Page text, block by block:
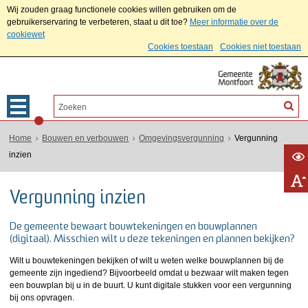
Wij zouden graag functionele cookies willen gebruiken om de
gebruikerservaring te verbeteren, staat u dit toe? Meer informatie over de
cookiewet
Cookies toestaan
Cookies niet toestaan
Home Bouwen en verbouwen Omgevingsvergunning
Vergunning
inzien
Vergunning inzien
De gemeente bewaart bouwtekeningen en bouwplannen
(digitaal). Misschien wilt u deze tekeningen en plannen bekijken?
Wilt u bouwtekeningen bekijken of wilt u weten welke bouwplannen bij de
gemeente zijn ingediend? Bijvoorbeeld omdat u bezwaar wilt maken tegen
een bouwplan bij u in de buurt. U kunt digitale stukken voor een vergunning
bij ons opvragen.